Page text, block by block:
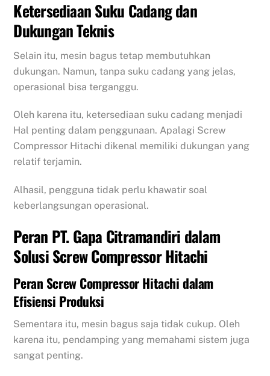
Ketersediaan Suku Cadang dan
Dukungan Teknis
Selain itu, mesin bagus tetap membutuhkan
dukungan. Namun, tanpa suku cadang yang jelas,
operasional bisa terganggu.
Oleh karena itu, ketersediaan suku cadang menjadi
Hal penting dalam penggunaan. Apalagi Screw
Compressor Hitachi dikenal memiliki dukungan yang
relatif terjamin.
Alhasil, pengguna tidak perlu khawatir soal
keberlangsungan operasional.
Peran PT. Gapa Citramandiri dalam
Solusi Screw Compressor Hitachi
Peran Screw Compressor Hitachi dalam
Efisiensi Produksi
Sementara itu, mesin bagus saja tidak cukup. Oleh
karena itu, pendamping yang memahami sistem juga
sangat penting.